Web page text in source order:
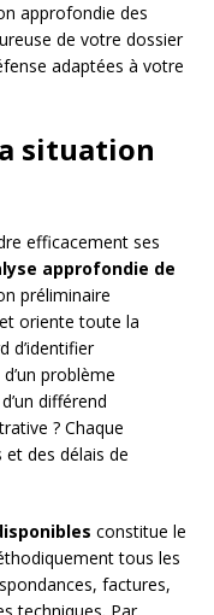
approfondie des
de votre dossier
adaptées à votre
situation
efficacement ses
approfondie de
préliminaire
oriente toute la
d’identifier
problème
différend
? Chaque
des délais de
constitue le
tous les
factures,